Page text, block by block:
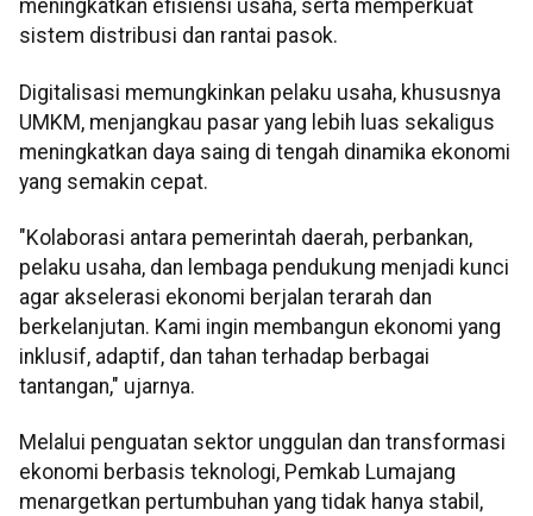
meningkatkan efisiensi usaha, serta memperkuat
sistem distribusi dan rantai pasok.
Digitalisasi memungkinkan pelaku usaha, khususnya
UMKM, menjangkau pasar yang lebih luas sekaligus
meningkatkan daya saing di tengah dinamika ekonomi
yang semakin cepat.
"Kolaborasi antara pemerintah daerah, perbankan,
pelaku usaha, dan lembaga pendukung menjadi kunci
agar akselerasi ekonomi berjalan terarah dan
berkelanjutan. Kami ingin membangun ekonomi yang
inklusif, adaptif, dan tahan terhadap berbagai
tantangan," ujarnya.
Melalui penguatan sektor unggulan dan transformasi
ekonomi berbasis teknologi, Pemkab Lumajang
menargetkan pertumbuhan yang tidak hanya stabil,